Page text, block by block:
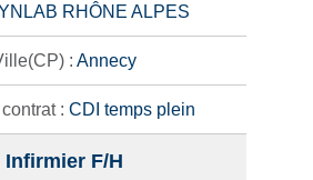
RHÔNE ALPES
Annecy
CDI temps plein
Infirmier F/H